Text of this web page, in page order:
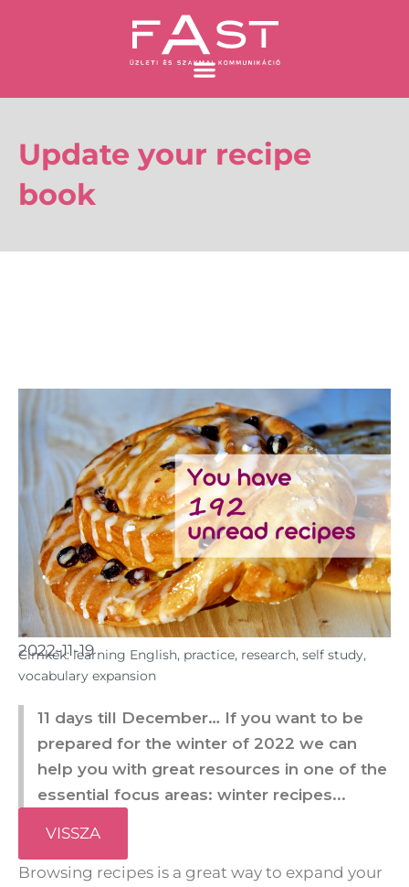
Update your recipe
book
2022-11-19
Cimkék: learning English, practice, research, self study,
vocabulary expansion
11 days till December… If you want to be
prepared for the winter of 2022 we can
help you with great resources in one of the
essential focus areas: winter recipes...
VISSZA
Browsing recipes is a great way to expand your